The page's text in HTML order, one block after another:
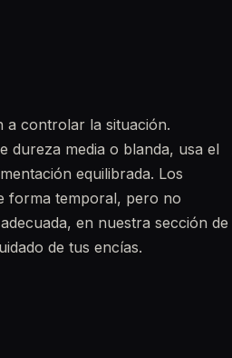
a controlar la situación.
dureza media o blanda, usa el
equilibrada. Los
forma temporal, pero no
en nuestra sección de
de tus encías.